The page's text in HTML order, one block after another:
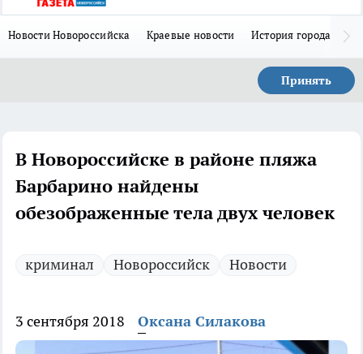
Новости Новороссийска Краевые новости История города Н
Принять
В Новороссийске в районе пляжа
Барбарино найдены
обезображенные тела двух человек
криминал Новороссийск Новости
3 сентября 2018 Оксана Силакова